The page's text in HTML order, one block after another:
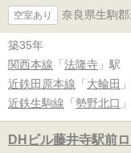
空室あり 奈良県生駒
築35年
関西本線 「 法隆寺 」駅
近鉄田原本線 「 大輪田
近鉄生駒線 「 勢野北口
DHビル藤井寺駅前